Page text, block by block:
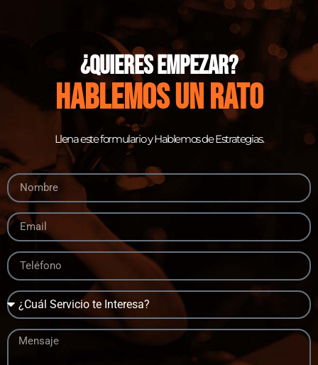
¿quieres empezar?
hablemos un rato
Llena este formulario y Hablemos de Estrategias.